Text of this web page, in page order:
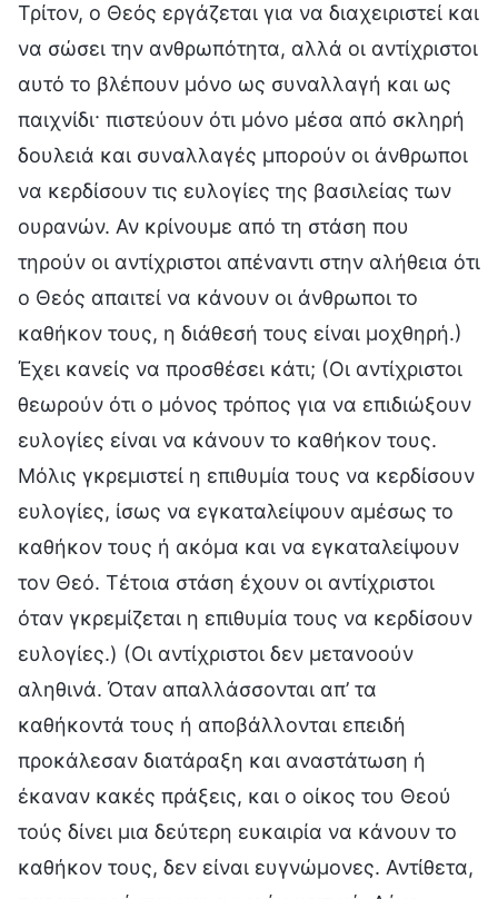
Τρίτον, ο Θεός εργάζεται για να διαχειριστεί και
να σώσει την ανθρωπότητα, αλλά οι αντίχριστοι
αυτό το βλέπουν μόνο ως συναλλαγή και ως
παιχνίδι· πιστεύουν ότι μόνο μέσα από σκληρή
δουλειά και συναλλαγές μπορούν οι άνθρωποι
να κερδίσουν τις ευλογίες της βασιλείας των
ουρανών. Αν κρίνουμε από τη στάση που
τηρούν οι αντίχριστοι απέναντι στην αλήθεια ότι
ο Θεός απαιτεί να κάνουν οι άνθρωποι το
καθήκον τους, η διάθεσή τους είναι μοχθηρή.)
Έχει κανείς να προσθέσει κάτι; (Οι αντίχριστοι
θεωρούν ότι ο μόνος τρόπος για να επιδιώξουν
ευλογίες είναι να κάνουν το καθήκον τους.
Μόλις γκρεμιστεί η επιθυμία τους να κερδίσουν
ευλογίες, ίσως να εγκαταλείψουν αμέσως το
καθήκον τους ή ακόμα και να εγκαταλείψουν
τον Θεό. Τέτοια στάση έχουν οι αντίχριστοι
όταν γκρεμίζεται η επιθυμία τους να κερδίσουν
ευλογίες.) (Οι αντίχριστοι δεν μετανοούν
αληθινά. Όταν απαλλάσσονται απ’ τα
καθήκοντά τους ή αποβάλλονται επειδή
προκάλεσαν διατάραξη και αναστάτωση ή
έκαναν κακές πράξεις, και ο οίκος του Θεού
τούς δίνει μια δεύτερη ευκαιρία να κάνουν το
καθήκον τους, δεν είναι ευγνώμονες. Αντίθετα,